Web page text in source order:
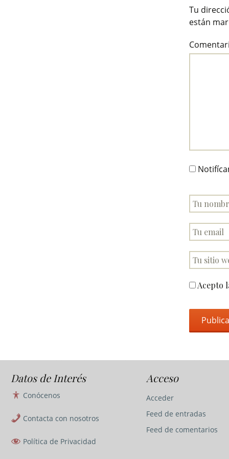
Tu
están
Acepto
Datos de Interés
Conócenos
Contacta con nosotros
Política de Privacidad
Acceso
Acceder
Feed de entradas
Feed de comentarios